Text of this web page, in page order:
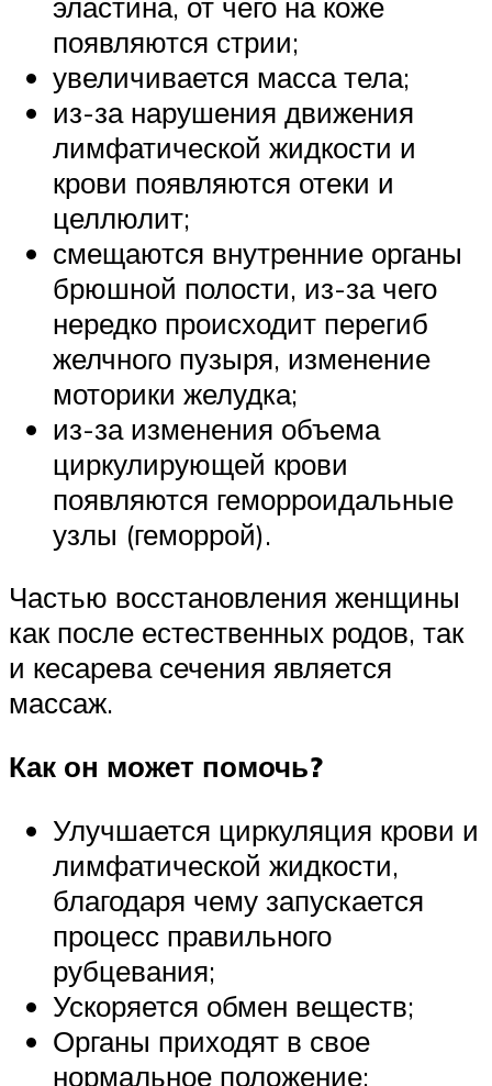
появляются стрии;
увеличивается масса тела;
из-за нарушения движения
лимфатической жидкости и
крови появляются отеки и
целлюлит;
смещаются внутренние органы
брюшной полости, из-за чего
нередко происходит перегиб
желчного пузыря, изменение
моторики желудка;
из-за изменения объема
циркулирующей крови
появляются геморроидальные
узлы (геморрой).
Частью восстановления женщины
как после естественных родов, так
и кесарева сечения является
массаж.
Как он может помочь?
Улучшается циркуляция крови и
лимфатической жидкости,
благодаря чему запускается
процесс правильного
рубцевания;
Ускоряется обмен веществ;
Органы приходят в свое
нормальное положение;